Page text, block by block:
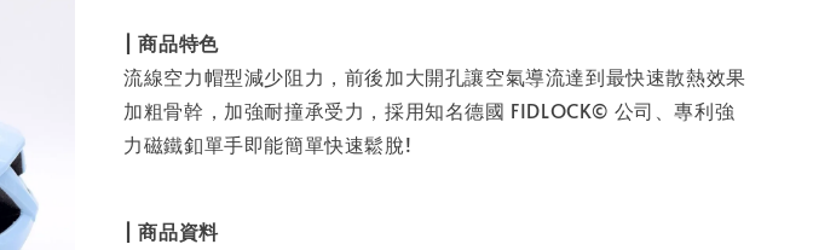
| 商品特色
流線空力帽型減少阻力，前後加大開孔讓空氣導流達到最快速散熱效果
加粗骨幹，加強耐撞承受力，採用知名德國 FIDLOCK© 公司、專利強
力磁鐵釦單手即能簡單快速鬆脫!
| 商品資料